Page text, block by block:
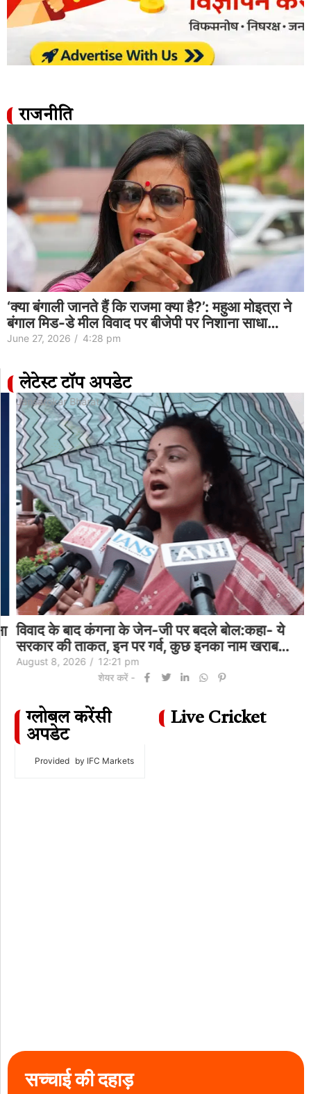
राजनीति
‘क्या बंगाली जानते हैं कि राजमा क्या है?’: महुआ मोइत्रा ने
बंगाल मिड-डे मील विवाद पर बीजेपी पर निशाना साधा…
June 27, 2026 / 4:28 pm
लेटेस्ट टॉप अपडेट
Jansarokar Bharat
विवाद के बाद कंगना के जेन-जी पर बदले बोल:कहा- ये
सरकार की ताकत, इन पर गर्व, कुछ इनका नाम खराब…
August 8, 2026 / 12:21 pm
शेयर करें -
ग्लोबल करेंसी
अपडेट
Provided by IFC Markets
Live Cricket
सच्चाई की दहाड़